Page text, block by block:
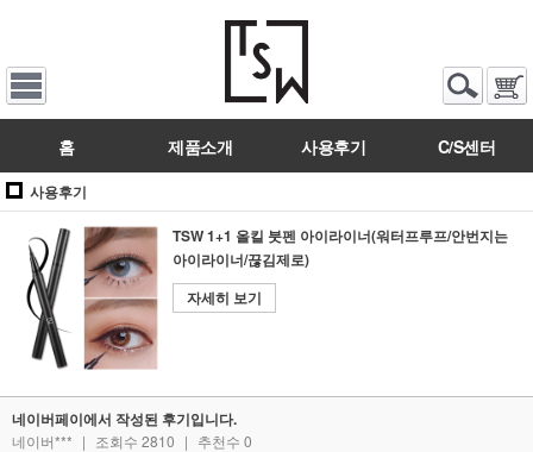
홈 제품소개 사용후기 C/S센터
사용후기
TSW 1+1 올킬 붓펜 아이라이너(워터프루프/안번지는
아이라이너/끊김제로)
자세히 보기
네이버페이에서 작성된 후기입니다.
네이버*** | 조회수 2810 | 추천수 0